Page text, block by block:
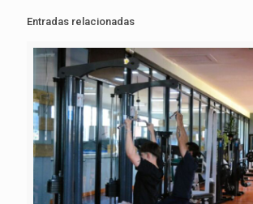
Entradas relacionadas